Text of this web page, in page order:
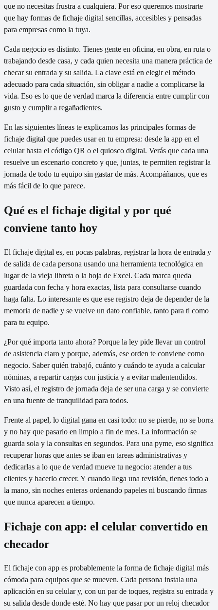
que no necesitas frustra a cualquiera. Por eso queremos mostrarte
que hay formas de fichaje digital sencillas, accesibles y pensadas
para empresas como la tuya.
Cada negocio es distinto. Tienes gente en oficina, en obra, en ruta o
trabajando desde casa, y cada quien necesita una manera práctica de
checar su entrada y su salida. La clave está en elegir el método
adecuado para cada situación, sin obligar a nadie a complicarse la
vida. Eso es lo que de verdad marca la diferencia entre cumplir con
gusto y cumplir a regañadientes.
En las siguientes líneas te explicamos las principales formas de
fichaje digital que puedes usar en tu empresa: desde la app en el
celular hasta el código QR o el quiosco digital. Verás que cada una
resuelve un escenario concreto y que, juntas, te permiten registrar la
jornada de todo tu equipo sin gastar de más. Acompáñanos, que es
más fácil de lo que parece.
Qué es el fichaje digital y por qué
conviene tanto hoy
El fichaje digital es, en pocas palabras, registrar la hora de entrada y
de salida de cada persona usando una herramienta tecnológica en
lugar de la vieja libreta o la hoja de Excel. Cada marca queda
guardada con fecha y hora exactas, lista para consultarse cuando
haga falta. Lo interesante es que ese registro deja de depender de la
memoria de nadie y se vuelve un dato confiable, tanto para ti como
para tu equipo.
¿Por qué importa tanto ahora? Porque la ley pide llevar un control
de asistencia claro y porque, además, ese orden te conviene como
negocio. Saber quién trabajó, cuánto y cuándo te ayuda a calcular
nóminas, a repartir cargas con justicia y a evitar malentendidos.
Visto así, el registro de jornada deja de ser una carga y se convierte
en una fuente de tranquilidad para todos.
Frente al papel, lo digital gana en casi todo: no se pierde, no se borra
y no hay que pasarlo en limpio a fin de mes. La información se
guarda sola y la consultas en segundos. Para una pyme, eso significa
recuperar horas que antes se iban en tareas administrativas y
dedicarlas a lo que de verdad mueve tu negocio: atender a tus
clientes y hacerlo crecer. Y cuando llega una revisión, tienes todo a
la mano, sin noches enteras ordenando papeles ni buscando firmas
que nunca aparecen a tiempo.
Fichaje con app: el celular convertido en
checador
El fichaje con app es probablemente la forma de fichaje digital más
cómoda para equipos que se mueven. Cada persona instala una
aplicación en su celular y, con un par de toques, registra su entrada y
su salida desde donde esté. No hay que pasar por un reloj checador